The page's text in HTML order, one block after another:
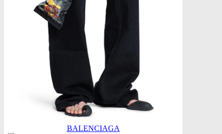
BALENCIAGA